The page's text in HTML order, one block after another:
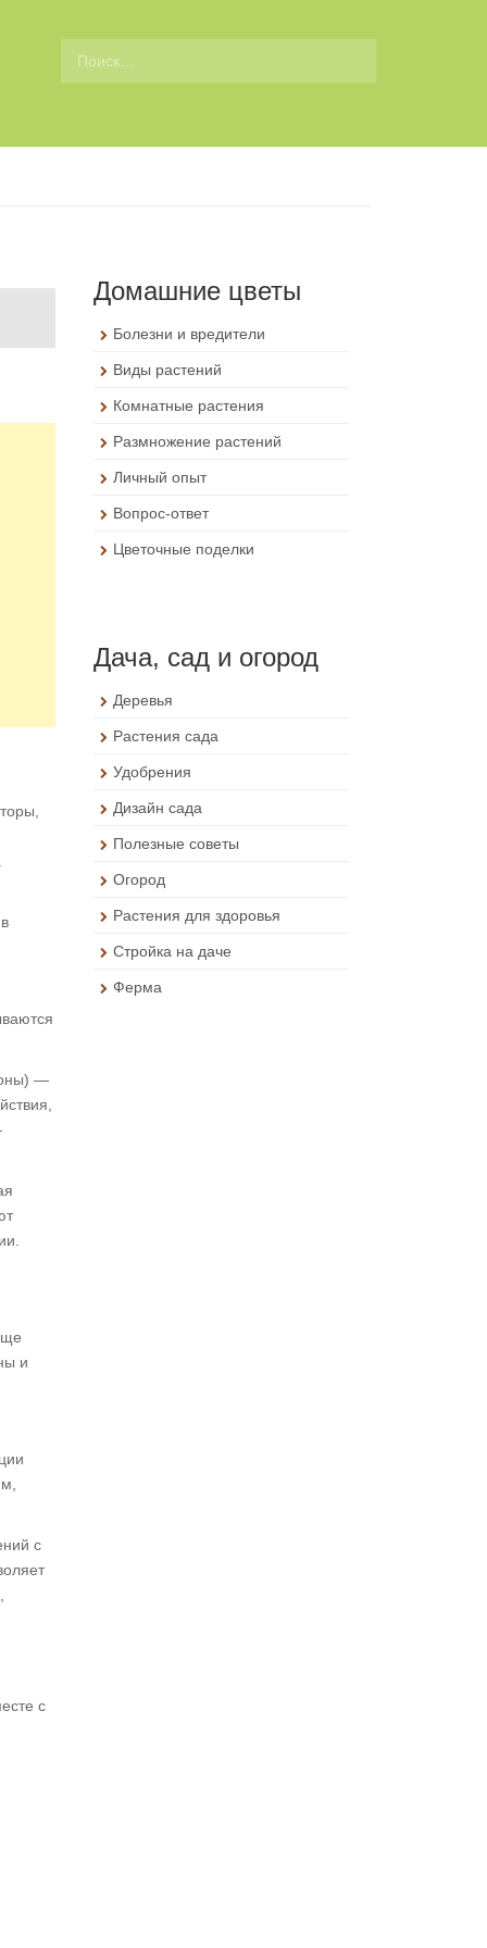
—
и
с
с
Домашние цветы
Болезни и вредители
Виды растений
Комнатные растения
Размножение растений
Личный опыт
Вопрос-ответ
Цветочные поделки
Дача, сад и огород
Деревья
Растения сада
Удобрения
Дизайн сада
Полезные советы
Огород
Растения для здоровья
Стройка на даче
Ферма